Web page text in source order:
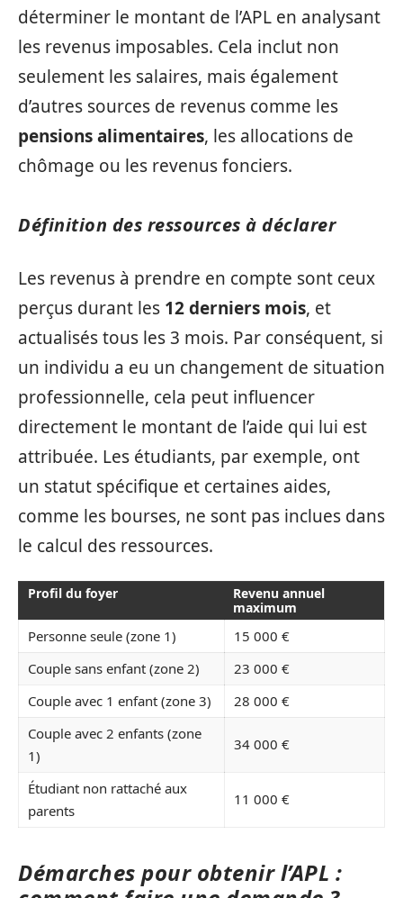
déterminer le montant de l’APL en analysant
les revenus imposables. Cela inclut non
seulement les salaires, mais également
d’autres sources de revenus comme les
pensions alimentaires, les allocations de
chômage ou les revenus fonciers.
Définition des ressources à déclarer
Les revenus à prendre en compte sont ceux
perçus durant les 12 derniers mois, et
actualisés tous les 3 mois. Par conséquent, si
un individu a eu un changement de situation
professionnelle, cela peut influencer
directement le montant de l’aide qui lui est
attribuée. Les étudiants, par exemple, ont
un statut spécifique et certaines aides,
comme les bourses, ne sont pas inclues dans
le calcul des ressources.
Profil du foyer
Revenu annuel
maximum
Personne seule (zone 1)
15 000 €
Couple sans enfant (zone 2)
23 000 €
Couple avec 1 enfant (zone 3)
28 000 €
Couple avec 2 enfants (zone
1)
34 000 €
Étudiant non rattaché aux
parents
11 000 €
Démarches pour obtenir l’APL :